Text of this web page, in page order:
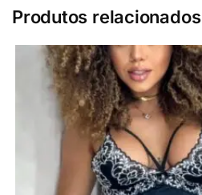
Produtos relacionados